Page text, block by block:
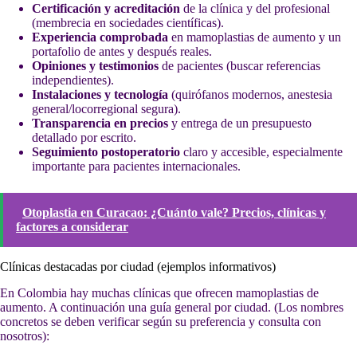
Certificación y acreditación de la clínica y del profesional
(membrecia en sociedades científicas).
Experiencia comprobada en mamoplastias de aumento y un
portafolio de antes y después reales.
Opiniones y testimonios de pacientes (buscar referencias
independientes).
Instalaciones y tecnología (quirófanos modernos, anestesia
general/locorregional segura).
Transparencia en precios y entrega de un presupuesto
detallado por escrito.
Seguimiento postoperatorio claro y accesible, especialmente
importante para pacientes internacionales.
Otoplastia en Curacao: ¿Cuánto vale? Precios, clínicas y
factores a considerar
Clínicas destacadas por ciudad (ejemplos informativos)
En Colombia hay muchas clínicas que ofrecen mamoplastias de
aumento. A continuación una guía general por ciudad. (Los nombres
concretos se deben verificar según su preferencia y consulta con
nosotros):